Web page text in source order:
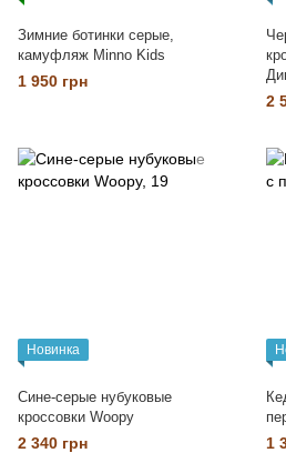
Зимние ботинки серые,
камуфляж Minno Kids
1 950 грн
2
Новинка
Сине-серые нубуковые
кроссовки Woopy
2 340 грн 1